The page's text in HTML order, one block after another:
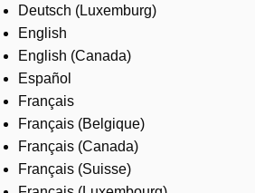
Contact us
Careers
Deutsch (Luxemburg)
English
English (Canada)
Español
Français
Français (Belgique)
Français (Canada)
Français (Suisse)